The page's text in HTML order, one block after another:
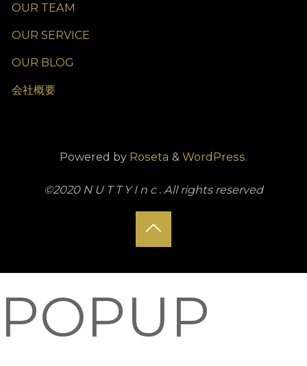
OUR TEAM
OUR SERVICE
OUR BLOG
会社概要
Powered by Roseta & WordPress.
©2020 N U T T Y I n c . All rights reserved
Back
Top
POPUP